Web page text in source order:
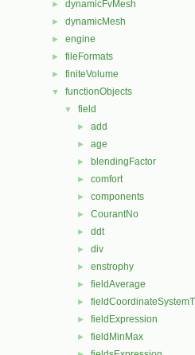
► dynamicFvMesh
► dynamicMesh
► engine
► fileFormats
► finiteVolume
▼ functionObjects
▼ field
► add
► age
► blendingFactor
► comfort
► components
► CourantNo
► ddt
► div
► enstrophy
► fieldAverage
►
► fieldExpression
► fieldMinMax